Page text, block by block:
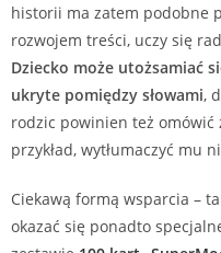
historii ma zatem podobne
rozwojem treści, uczy się
Dziecko może utożsamiać
ukryte pomiędzy słowami,
rodzic powinien też omówić
przykład, wytłumaczyć mu
Ciekawą formą wsparcia –
okazać się ponadto